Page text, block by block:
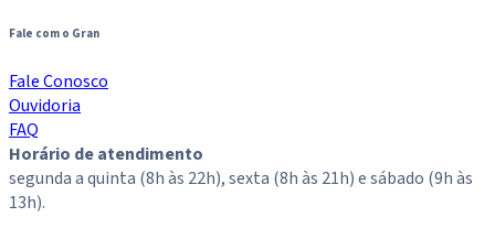
Fale com o Gran
Fale Conosco
Ouvidoria
FAQ
Horário de atendimento
segunda a quinta (8h às 22h), sexta (8h às 21h) e sábado (9h às
13h).